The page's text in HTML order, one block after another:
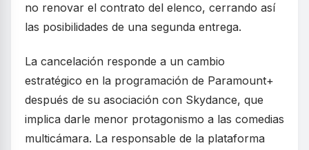
no renovar el contrato del elenco, cerrando así
las posibilidades de una segunda entrega.
La cancelación responde a un cambio
estratégico en la programación de Paramount+
después de su asociación con Skydance, que
implica darle menor protagonismo a las comedias
multicámara. La responsable de la plataforma